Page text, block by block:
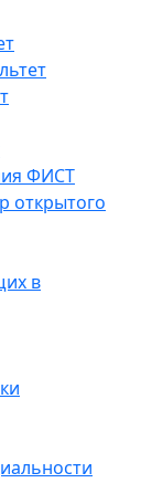
ФИСТ
открытого
в